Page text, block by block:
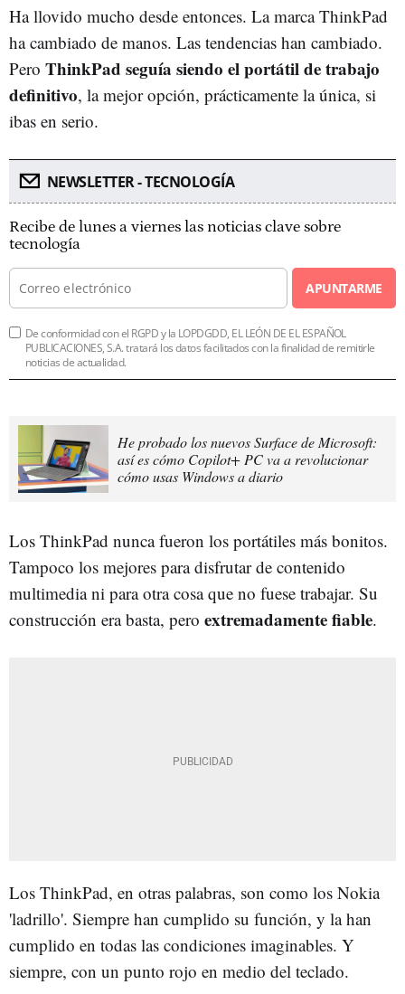
Ha llovido mucho desde entonces. La marca ThinkPad
ha cambiado de manos. Las tendencias han cambiado.
Pero ThinkPad seguía siendo el portátil de trabajo
definitivo, la mejor opción, prácticamente la única, si
ibas en serio.
NEWSLETTER - TECNOLOGÍA
Recibe de lunes a viernes las noticias clave sobre
tecnología
APUNTARME
De conformidad con el RGPD y la LOPDGDD, EL LEÓN DE EL ESPAÑOL
PUBLICACIONES, S.A. tratará los datos facilitados con la finalidad de remitirle
noticias de actualidad.
He probado los nuevos Surface de Microsoft:
así es cómo Copilot+ PC va a revolucionar
cómo usas Windows a diario
Los ThinkPad nunca fueron los portátiles más bonitos.
Tampoco los mejores para disfrutar de contenido
multimedia ni para otra cosa que no fuese trabajar. Su
construcción era basta, pero extremadamente fiable.
Los ThinkPad, en otras palabras, son como los Nokia
'ladrillo'. Siempre han cumplido su función, y la han
cumplido en todas las condiciones imaginables. Y
siempre, con un punto rojo en medio del teclado.